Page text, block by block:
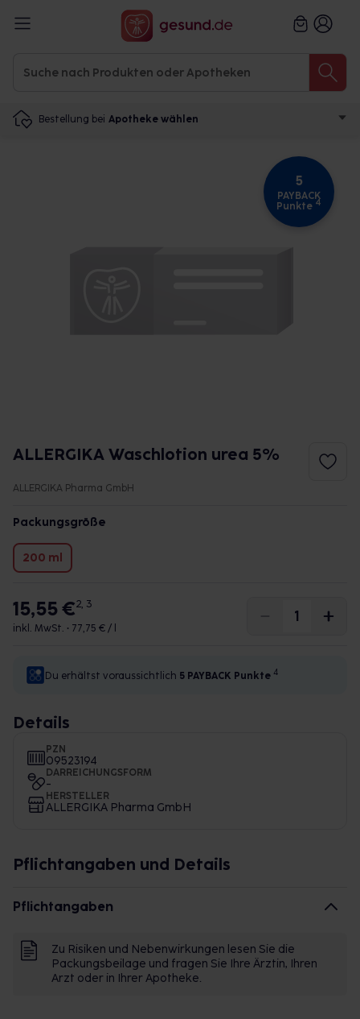
Bestellung bei Apotheke wählen
5
PAYBACK
Punkte 4
ALLERGIKA Waschlotion urea 5%
ALLERGIKA Pharma GmbH
Packungsgröße
200 ml
15,55 €2, 3
inkl. MwSt. • 77,75 € / l
Du erhältst voraussichtlich 5 PAYBACK Punkte 4
Details
PZN
09523194
DARREICHUNGSFORM
-
HERSTELLER
ALLERGIKA Pharma GmbH
Pflichtangaben und Details
Pflichtangaben
Zu Risiken und Nebenwirkungen lesen Sie die
Packungsbeilage und fragen Sie Ihre Ärztin, Ihren
Arzt oder in Ihrer Apotheke.